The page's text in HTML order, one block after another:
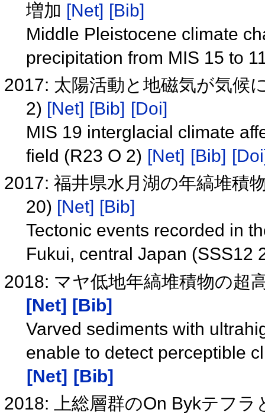
増加 [Net] [Bib]
Middle Pleistocene climate
precipitation from MIS 15 to
2017: 太陽活動と地磁気が気候
2) [Net] [Bib] [Doi]
MIS 19 interglacial climate
field (R23 O 2) [Net] [Bib]
2017: 福井県水月湖の年縞堆積
20) [Net] [Bib]
Tectonic events recorded in
Fukui, central Japan (SSS12
2018: マヤ低地年縞堆積物の超
[Net] [Bib]
Varved sediments with
enable to detect perceptible
[Net] [Bib]
2018: 上総層群のOn Bykテフ